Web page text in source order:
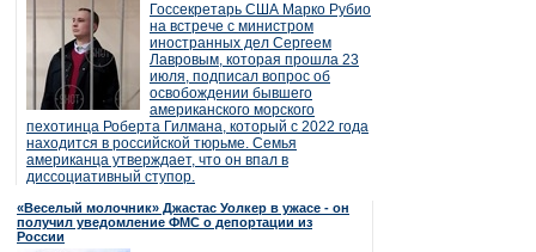
Госсекретарь США Марко Рубио
на встрече с министром
иностранных дел Сергеем
Лавровым, которая прошла 23
июля, подписал вопрос об
освобождении бывшего
американского морского
пехотинца Роберта Гилмана, который с 2022 года
находится в российской тюрьме. Семья
американца утверждает, что он впал в
диссоциативный ступор.
«Веселый молочник» Джастас Уолкер в ужасе - он
получил уведомление ФМС о депортации из
России